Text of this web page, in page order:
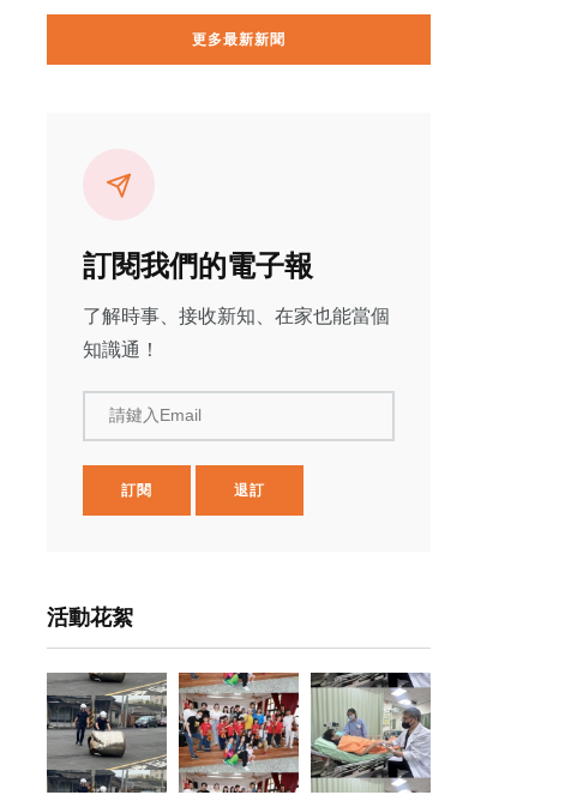
更多最新新聞
訂閱我們的電子報
了解時事、接收新知、在家也能當個
知識通！
請鍵入Email
訂閱 退訂
活動花絮